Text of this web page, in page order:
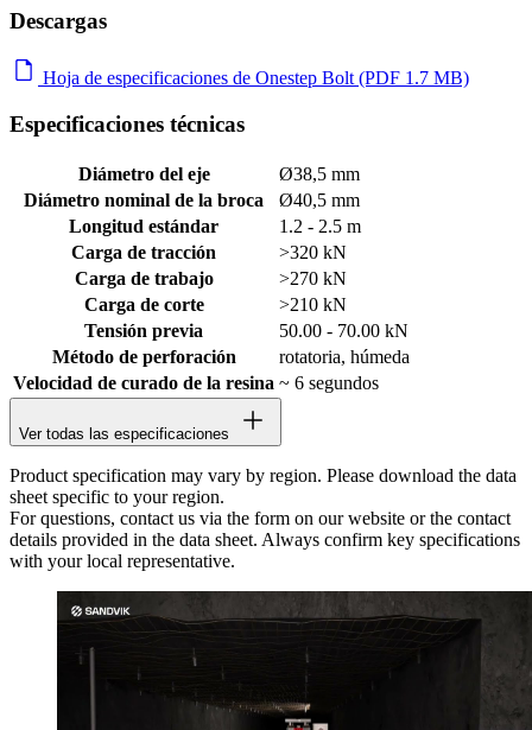
Descargas
Hoja de especificaciones de Onestep Bolt (PDF 1.7 MB)
Especificaciones técnicas
Diámetro del eje
Ø38,5 mm
Diámetro nominal de la broca
Ø40,5 mm
Longitud estándar
1.2 - 2.5 m
Carga de tracción
>320 kN
Carga de trabajo
>270 kN
Carga de corte
>210 kN
Tensión previa
50.00 - 70.00 kN
Método de perforación
rotatoria, húmeda
Velocidad de curado de la resina ~ 6 segundos
Ver todas las especificaciones
Product specification may vary by region. Please download the data
sheet specific to your region.
For questions, contact us via the form on our website or the contact
details provided in the data sheet. Always confirm key specifications
with your local representative.